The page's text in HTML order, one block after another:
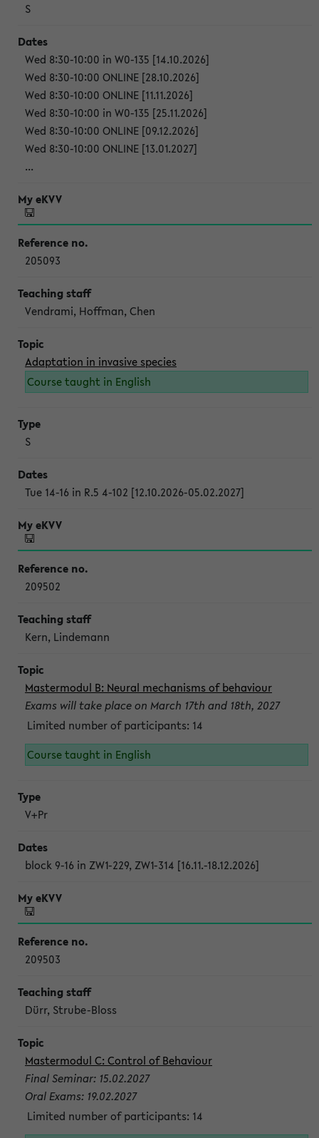
S
Wed 8:30-10:00 in W0-135 [14.10.2026]
Wed 8:30-10:00 ONLINE [28.10.2026]
Wed 8:30-10:00 ONLINE [11.11.2026]
Wed 8:30-10:00 in W0-135 [25.11.2026]
Wed 8:30-10:00 ONLINE [09.12.2026]
Wed 8:30-10:00 ONLINE [13.01.2027]
...
205093
Vendrami, Hoffman, Chen
Adaptation in invasive species
Course taught in English
S
Tue 14-16 in R.5 4-102 [12.10.2026-05.02.2027]
209502
Kern, Lindemann
Mastermodul B: Neural mechanisms of behaviour
Exams will take place on March 17th and 18th, 2027
Limited number of participants: 14
Course taught in English
V+Pr
block 9-16 in ZW1-229, ZW1-314 [16.11.-18.12.2026]
209503
Dürr, Strube-Bloss
Mastermodul C: Control of Behaviour
Final Seminar: 15.02.2027
Oral Exams: 19.02.2027
Limited number of participants: 14